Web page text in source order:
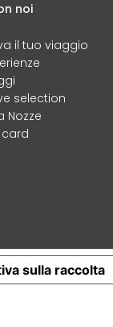
noi
il tuo viaggio
selection
Nozze
card
sulla raccolta